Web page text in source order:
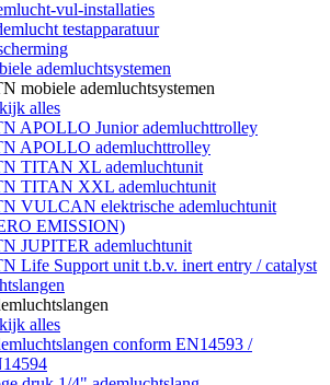
vul-installaties
testapparatuur
ademluchtsystemen
mobiele ademluchtsystemen
alles
APOLLO Junior ademluchttrolley
APOLLO ademluchttrolley
TITAN XL ademluchtunit
TITAN XXL ademluchtunit
VULCAN elektrische ademluchtunit
EMISSION)
JUPITER ademluchtunit
Life Support unit t.b.v. inert entry / catalyst
alles
conform EN14593 /